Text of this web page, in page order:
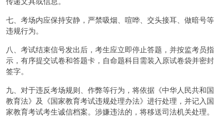
七、考场内应保持安静，严禁吸烟、喧哗、交头接耳、做暗号等
违规行为。
八、考试结束信号发出后，考生应立即停止答题，并按监考员指
示，有序提交试卷和答题卡，自命题科目需装入原试卷袋并密封
签字。
九、对于违反考场规则、作弊等行为，将依据《中华人民共和国
教育法》及《国家教育考试违规处理办法》进行处理，并记入国
家教育考试考生诚信档案。涉嫌违法的，将移送司法机关处理。